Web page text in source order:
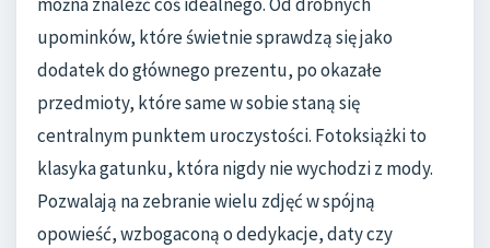
można znaleźć coś idealnego. Od drobnych
upominków, które świetnie sprawdzą się jako
dodatek do głównego prezentu, po okazałe
przedmioty, które same w sobie staną się
centralnym punktem uroczystości. Fotoksiążki to
klasyka gatunku, która nigdy nie wychodzi z mody.
Pozwalają na zebranie wielu zdjęć w spójną
opowieść, wzbogaconą o dedykacje, daty czy